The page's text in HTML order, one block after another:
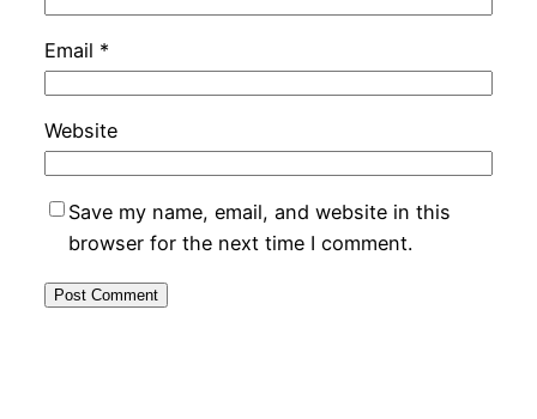
Email *
Website
Save my name, email, and website in this
browser for the next time I comment.